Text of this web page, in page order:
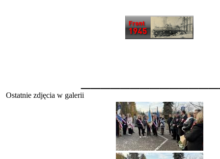
Ostatnie zdjęcia w galerii